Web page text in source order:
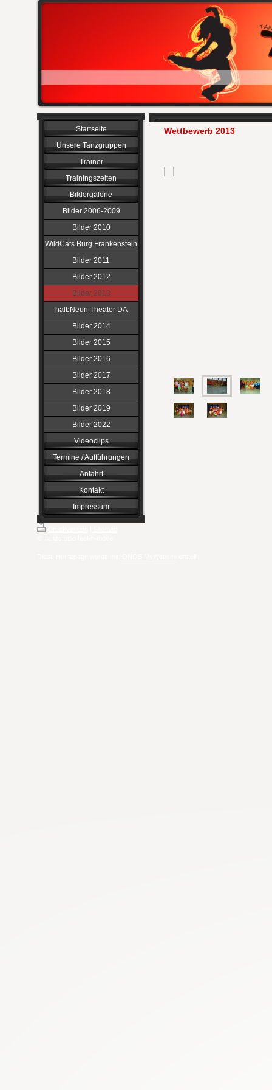
Startseite
Unsere Tanzgruppen
Trainer
Trainingszeiten
Bildergalerie
Bilder 2006-2009
Bilder 2010
WildCats Burg Frankenstein
Bilder 2011
Bilder 2012
Bilder 2013
halbNeun Theater DA
Bilder 2014
Bilder 2015
Bilder 2016
Bilder 2017
Bilder 2018
Bilder 2019
Bilder 2022
Videoclips
Termine / Aufführungen
Anfahrt
Kontakt
Impressum
Wettbewerb 2013